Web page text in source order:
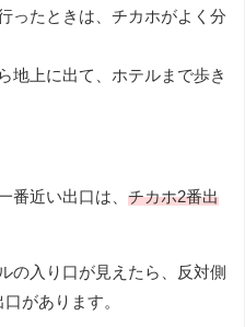
ったときは、チカホがよく分
地上に出て、ホテルまで歩き
番近い出口は、 チカホ2番出
の入り口が見えたら、反対側
があります。